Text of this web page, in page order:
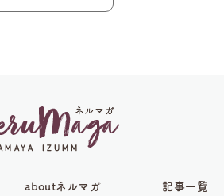
aboutネルマガ 記事一覧